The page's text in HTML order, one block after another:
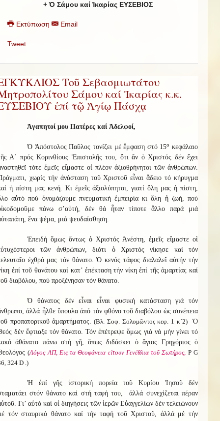
+ Ὁ Σάμου καί Ἰκαρίας ΕΥΣΕΒΙΟΣ
Εκτύπωση Email
Tweet
Τοῦ Σεβασμιωτάτου
Σάμου καί Ἰκαρίας κ.κ.
ἐπί τῷ Ἁγίῳ Πάσχᾳ
Ἀγαπητοί μου Πατέρες καί Ἀδελφοί,
Ὁ Ἀπόστολος Παῦλος τονίζει μέ ἔμφαση στό 15ο κεφάλαιο
Α΄ πρός Κορινθίους Ἐπιστολῆς του, ὅτι ἄν ὁ Χριστός δέν ἔχει
τότε ἐμεῖς εἴμαστε οἱ πλέον ἀξιοθρήνητοι τῶν ἀνθρώπων.
χωρίς τήν ἀνάσταση τοῦ Χριστοῦ εἶναι ἄδειο τό κήρυγμα
ἡ πίστη μας κενή. Κι ἐμεῖς ἀξιολύπητοι, γιατί ὅλη μας ἡ πίστη,
αὐτό πού ὀνομάζουμε πνευματική ἐμπειρία κι ὅλη ἡ ζωή, πού
πάνω σ’αὐτή, δέν θά ἦταν τίποτε ἄλλο παρά μιά
ἕνα ψέμα, μιά ψευδαίσθηση.
Ἐπειδή ὅμως ὄντως ὁ Χριστός Ἀνέστη, ἐμεῖς εἴμαστε οἱ
τῶν ἀνθρώπων, διότι ὁ Χριστός νίκησε καί τόν
ἐχθρό μας τόν θάνατο. Ὁ κενός τάφος διαλαλεῖ αὐτήν τήν
ἐπί τοῦ θανάτου καί κατ’ ἐπέκταση τήν νίκη ἐπί τῆς ἁμαρτίας καί
διαβόλου, πού προξένησαν τόν θάνατο.
Ὁ θάνατος δέν εἶναι εἶναι φυσική κατάσταση γιά τόν
ἀλλά ἦλθε ὕπουλα ἀπό τόν φθόνο τοῦ διαβόλου ὡς συνέπεια
προπατορικοῦ ἁμαρτήματος. (Βλ. Σοφ. Σολομῶντος κεφ. 1 κ΄2)
Ὁ
δέν ἔφτιαξε τόν θάνατο. Τόν ἐπέτρεψε ὅμως γιά νά μήν γίνει τό
ἀθάνατο πάνω στή γῆ, ὅπως διδάσκει ὁ ἅγιος Γρηγόριος ὁ
(Λόγος ΑΠ, Εις τα Θεοφάνεια είτουν Γενέθλια τοῦ Σωτήρος, Ρ G
324 D .)
Ἡ ἐπί γῆς ἱστορική πορεία τοῦ Κυρίου Ἰησοῦ δέν
στόν θάνατο καί στή ταφή του, ἀλλά συνεχίζεται πέραν
Γι’ αὐτό καί οἱ διηγήσεις τῶν ἱερῶν Εὐαγγελίων δέν τελειώνουν
τόν σταυρικό θάνατο καί τήν ταφή τοῦ Χριστοῦ, ἀλλά μέ τήν